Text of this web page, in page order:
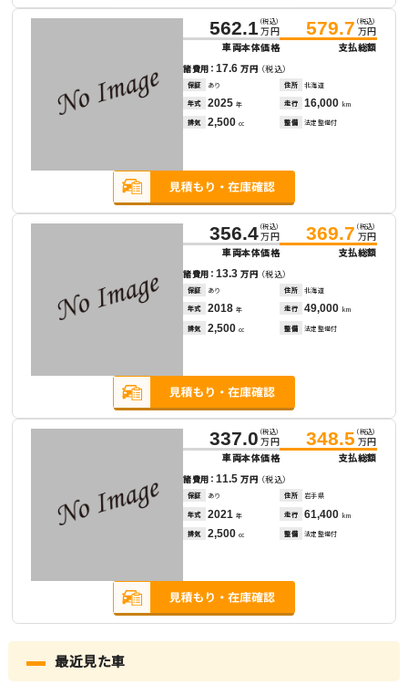
562.1 （税込）
万円
車両本体価格
579.7 （税込）
万円
支払総額
諸費用：17.6万円 （税込）
保証 あり 住所 北海道
年式 2025 年 走行 16,000 km
排気 2,500 cc 整備 法定整備付
356.4 （税込）
万円
車両本体価格
369.7 （税込）
万円
支払総額
諸費用：13.3万円 （税込）
保証 あり 住所 北海道
年式 2018 年 走行 49,000 km
排気 2,500 cc 整備 法定整備付
337.0 （税込）
万円
車両本体価格
348.5 （税込）
万円
支払総額
諸費用：11.5万円 （税込）
保証 あり 住所 岩手県
年式 2021 年 走行 61,400 km
排気 2,500 cc 整備 法定整備付
最近見た車